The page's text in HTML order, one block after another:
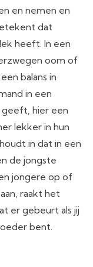
en nemen en
dat
heeft. In een
oom of
balans in
in een
hier een
lekker in hun
in dat in een
de jongste
jongere op of
raakt het
er gebeurt als jij
bent.